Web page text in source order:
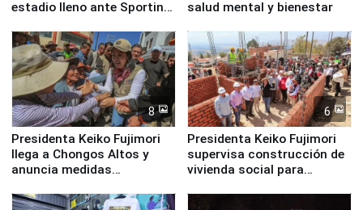
estadio lleno ante Sporting
salud mental y bienestar
8
Presidenta Keiko Fujimori
llega a Chongos Altos y
anuncia medidas
educación, salud y empleo
6
Presidenta Keiko Fujimori
supervisa construcción de
vivienda social para